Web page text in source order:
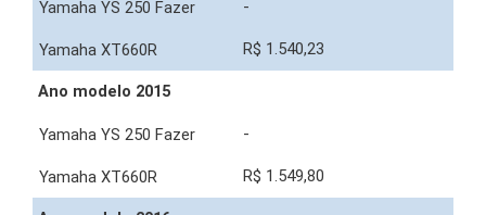
-
R$ 1.540,23
Ano modelo 2015
-
R$ 1.549,80